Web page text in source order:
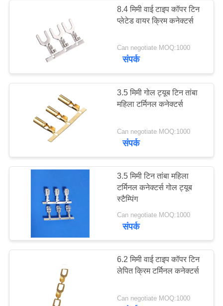
8.4 मिमी वाई टाइप कॉपर टिन
प्लेटेड वायर क्रिम कनेक्टर्स
Can negotiate MOQ:1000
संपर्क
3.5 मिमी गोल ट्यूब टिन तांबा
महिला टर्मिनल कनेक्टर्स
Can negotiate MOQ:1000
संपर्क
3.5 मिमी टिन तांबा महिला
टर्मिनल कनेक्टर्स गोल ट्यूब
स्टैम्पिंग
Can negotiate MOQ:1000
संपर्क
6.2 मिमी वाई टाइप कॉपर टिन
लेपित क्रिम टर्मिनल कनेक्टर्स
Can negotiate MOQ:1000